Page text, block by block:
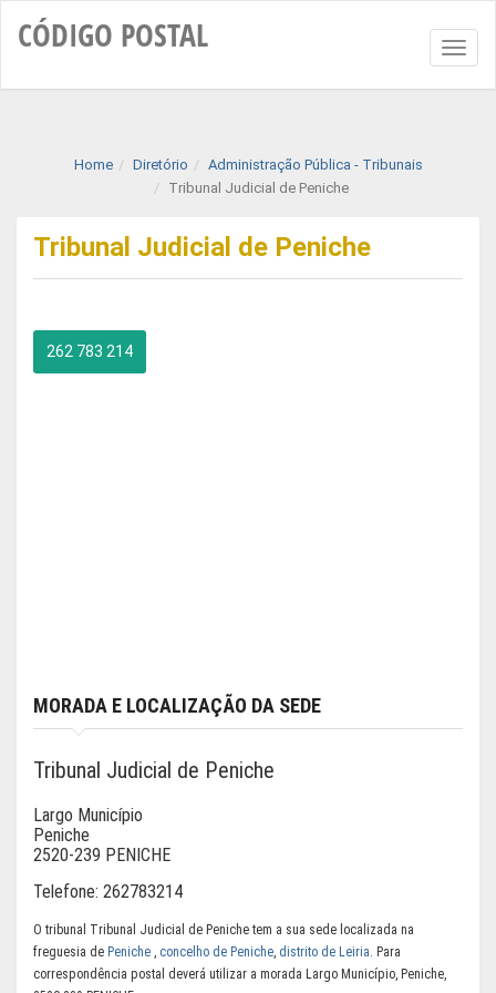
CÓDIGO POSTAL
Home Diretório
Administração Pública - Tribunais
Tribunal Judicial de Peniche
Tribunal Judicial de Peniche
262 783 214
MORADA E LOCALIZAÇÃO DA SEDE
Tribunal Judicial de Peniche
Largo Município
Peniche
2520-239 PENICHE
Telefone: 262783214
O tribunal Tribunal Judicial de Peniche tem a sua sede localizada na
freguesia de Peniche , concelho de Peniche, distrito de Leiria. Para
correspondência postal deverá utilizar a morada Largo Município, Peniche,